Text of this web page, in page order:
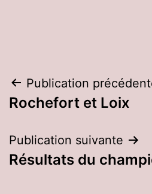
Navigation
de
l’article
Publication
Rochefort et Loix
Publication suivante
Résultats du